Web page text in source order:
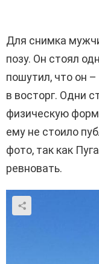
Для снимка
позу. Он стоял
пошутил, что он
в восторг. Одни
физическую
ему не стоило
фото, так как
ревновать.